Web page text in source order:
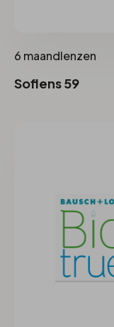
6 maandlenzen
Soflens 59